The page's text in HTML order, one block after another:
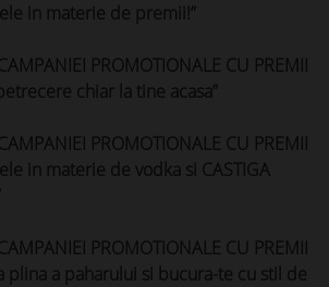
in materie de premii!”
PROMOTIONALE CU PREMII
chiar la tine acasa”
PROMOTIONALE CU PREMII
in materie de vodka si CASTIGA
PROMOTIONALE CU PREMII
plina a paharului si bucura-te cu stil de